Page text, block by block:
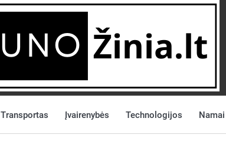
Transportas Įvairenybės Technologijos Namai